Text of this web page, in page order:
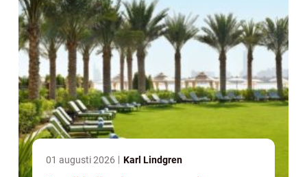
01 augusti 2026 Karl Lindgren